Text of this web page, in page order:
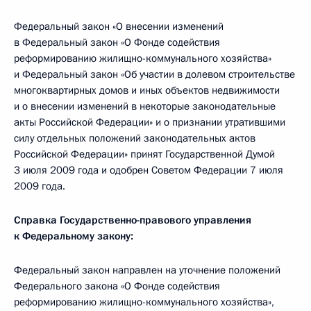
Федеральный закон «О внесении изменений
в Федеральный закон «О Фонде содействия
реформированию жилищно-коммунального хозяйства»
и Федеральный закон «Об участии в долевом строительстве
многоквартирных домов и иных объектов недвижимости
и о внесении изменений в некоторые законодательные
акты Российской Федерации» и о признании утратившими
силу отдельных положений законодательных актов
Российской Федерации» принят Государственной Думой
3 июля 2009 года и одобрен Советом Федерации 7 июля
2009 года.
Справка Государственно-правового управления
к Федеральному закону:
Федеральный закон направлен на уточнение положений
Федерального закона «О Фонде содействия
реформированию жилищно-коммунального хозяйства»,